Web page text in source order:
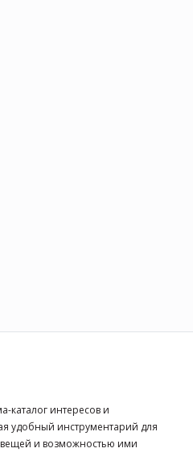
каталог интересов и
удобный инструментарий для
и возможностью ими